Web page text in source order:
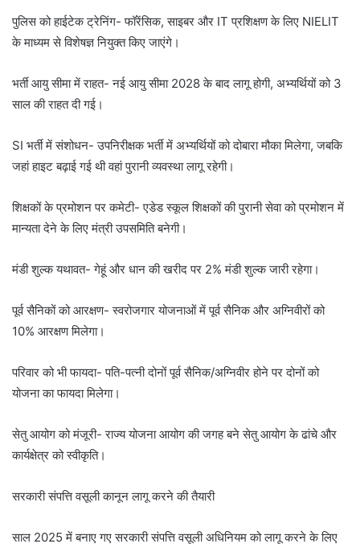
पुलिस को हाईटेक ट्रेनिंग- फॉरेंसिक, साइबर और IT प्रशिक्षण के लिए NIELIT
के माध्यम से विशेषज्ञ नियुक्त किए जाएंगे।
भर्ती आयु सीमा में राहत- नई आयु सीमा 2028 के बाद लागू होगी, अभ्यर्थियों को 3
साल की राहत दी गई।
SI भर्ती में संशोधन- उपनिरीक्षक भर्ती में अभ्यर्थियों को दोबारा मौका मिलेगा, जबकि
जहां हाइट बढ़ाई गई थी वहां पुरानी व्यवस्था लागू रहेगी।
शिक्षकों के प्रमोशन पर कमेटी- एडेड स्कूल शिक्षकों की पुरानी सेवा को प्रमोशन में
मान्यता देने के लिए मंत्री उपसमिति बनेगी।
मंडी शुल्क यथावत- गेहूं और धान की खरीद पर 2% मंडी शुल्क जारी रहेगा।
पूर्व सैनिकों को आरक्षण- स्वरोजगार योजनाओं में पूर्व सैनिक और अग्निवीरों को
10% आरक्षण मिलेगा।
परिवार को भी फायदा- पति-पत्नी दोनों पूर्व सैनिक/अग्निवीर होने पर दोनों को
योजना का फायदा मिलेगा।
सेतु आयोग को मंजूरी- राज्य योजना आयोग की जगह बने सेतु आयोग के ढांचे और
कार्यक्षेत्र को स्वीकृति।
सरकारी संपत्ति वसूली कानून लागू करने की तैयारी
साल 2025 में बनाए गए सरकारी संपत्ति वसूली अधिनियम को लागू करने के लिए